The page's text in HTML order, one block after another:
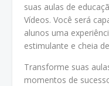
suas aulas de
Vídeos. Você será
alunos uma
estimulante e cheia
Transforme suas
momentos de